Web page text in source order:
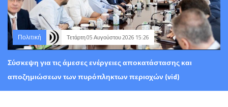
Πολιτική Τετάρτη 05 Αυγούστου 2026 15:26
Σύσκεψη για τις άμεσες ενέργειες αποκατάστασης και
αποζημιώσεων των πυρόπληκτων περιοχών (vid)